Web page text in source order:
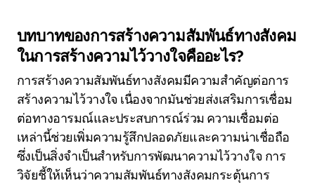
บทบาทของการสร้างความสัมพันธ์ทางสังคม
ในการสร้างความไว้วางใจคืออะไร?
การสร้างความสัมพันธ์ทางสังคมมีความสำคัญต่อการ
สร้างความไว้วางใจ เนื่องจากมันช่วยส่งเสริมการเชื่อม
ต่อทางอารมณ์และประสบการณ์ร่วม ความเชื่อมต่อ
เหล่านี้ช่วยเพิ่มความรู้สึกปลอดภัยและความน่าเชื่อถือ
ซึ่งเป็นสิ่งจำเป็นสำหรับการพัฒนาความไว้วางใจ การ
วิจัยชี้ให้เห็นว่าความสัมพันธ์ทางสังคมกระตุ้นการ